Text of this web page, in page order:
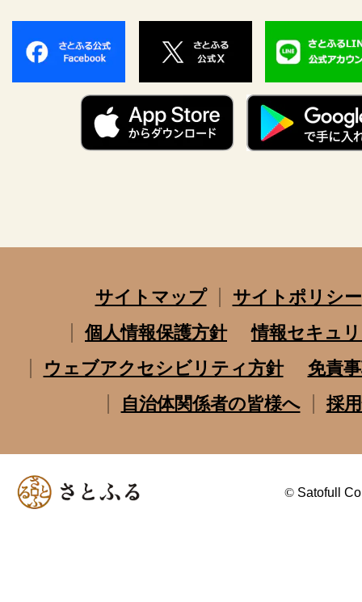
サイトマップ
サイトポリシー
個人情報保護方針
情報セキュ
ウェブアクセシビリティ方針
免責
自治体関係者の皆様へ
採
© Satofull